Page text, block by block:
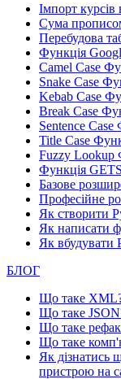
Імпорт
Сума
Перебудова
Функція
Camel Case
Snake Case
Kebab Case
Break Case
Sentence Case
Title Case
Fuzzy Lookup
Функція
Базове
Професійне
Як створити
Як написати
Як вбудувати
БЛОГ
Що таке
Що таке
Що таке
Що таке
Як дізнатись
пристрою на